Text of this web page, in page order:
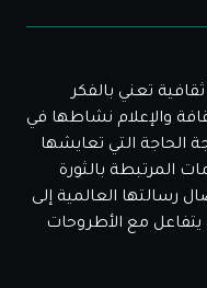
تعني بالفكر
والإعلام نشاطها في
معالجة الحاجة التي تعايشها
المرتبطة بالثورة
رسالتها العالمية إلى
يتفاعل مع الأطروحات